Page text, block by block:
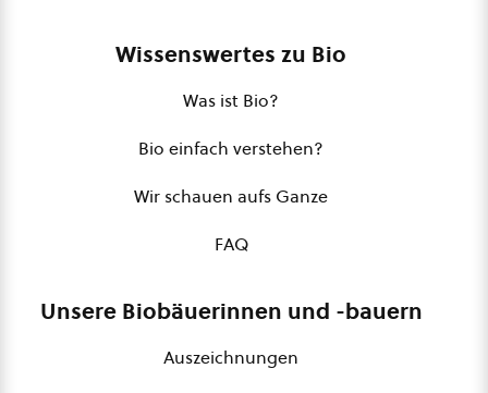
Wissenswertes zu Bio
Was ist Bio?
Bio einfach verstehen?
Wir schauen aufs Ganze
FAQ
Unsere Biobäuerinnen und -bauern
Auszeichnungen